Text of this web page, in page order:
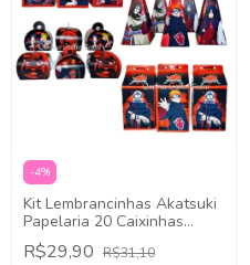
-4%
Kit Lembrancinhas Akatsuki
Papelaria 20 Caixinhas
Festa Fácil Decoração.
R$29,90 R$31,10